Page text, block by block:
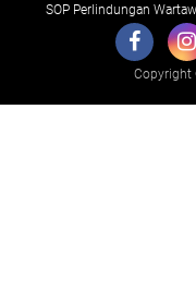
SOP Perlindungan
Copyright